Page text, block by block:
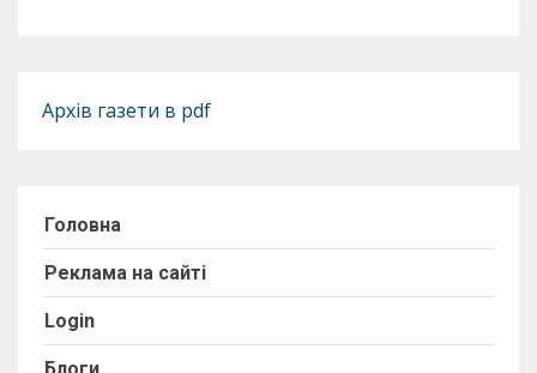
Архів газети в pdf
Головна
Реклама на сайті
Login